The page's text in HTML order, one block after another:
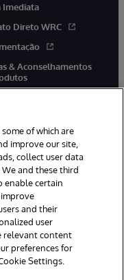
Imediata
Direto WRC
& Aconselhamentos
MA. Todos os
de Privacidade
of which are
improve our site,
collect user data
and these third
enable certain
and their
user
relevant content
preferences for
Settings.